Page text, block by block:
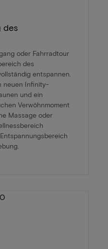
des
oder Fahrradtour
des
entspannen.
neuen Infinity-
und ein
Verwöhnmoment
Massage oder